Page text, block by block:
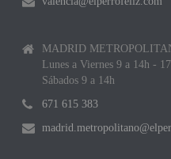
MADRID
Lunes a Viernes 9 a 14h -
Sábados 9 a 14h
671 615 383